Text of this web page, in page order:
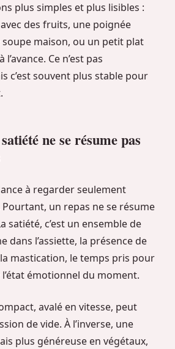
plus simples et plus lisibles :
des fruits, une poignée
soupe maison, ou un petit plat
Ce n’est pas
c’est souvent plus stable pour
ne se résume pas
à regarder seulement
Pourtant, un repas ne se résume
satiété, c’est un ensemble de
dans l’assiette, la présence de
mastication, le temps pris pour
émotionnel du moment.
avalé en vitesse, peut
de vide. À l’inverse, une
plus généreuse en végétaux,